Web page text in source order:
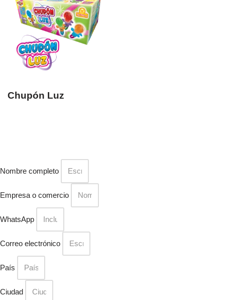
Chupón Luz
Nombre completo
Empresa o comercio
WhatsApp
Correo electrónico
País
Ciudad